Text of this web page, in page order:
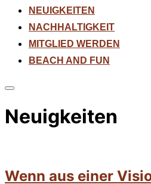
NEUIGKEITEN
NACHHALTIGKEIT
MITGLIED WERDEN
BEACH AND FUN
Seitenleiste
Navigation
umschalten
Neuigkeiten
Wenn aus einer